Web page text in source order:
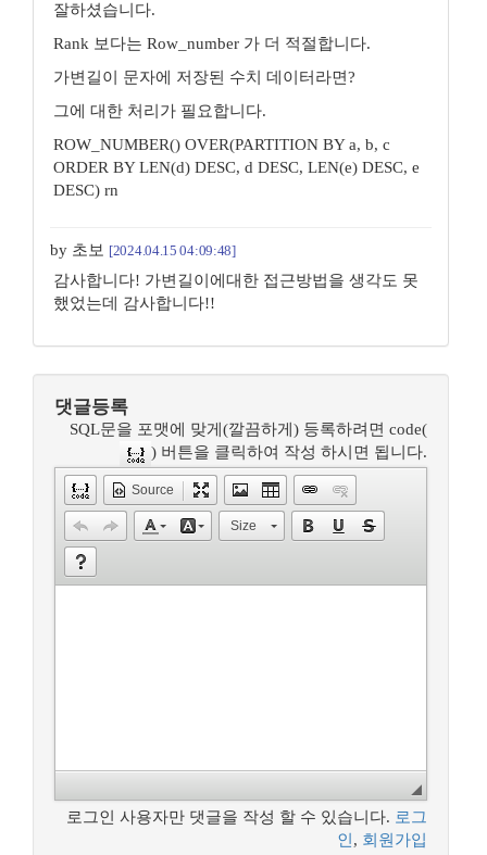
잘하셨습니다.
Rank 보다는 Row_number 가 더 적절합니다.
가변길이 문자에 저장된 수치 데이터라면?
그에 대한 처리가 필요합니다.
ROW_NUMBER() OVER(PARTITION BY a, b, c
ORDER BY LEN(d) DESC, d DESC, LEN(e) DESC, e
DESC) rn
by 초보 [2024.04.15 04:09:48]
감사합니다! 가변길이에대한 접근방법을 생각도 못
했었는데 감사합니다!!
댓글등록
SQL문을 포맷에 맞게(깔끔하게) 등록하려면 code(
) 버튼을 클릭하여 작성 하시면 됩니다.
Source
Size
로그인 사용자만 댓글을 작성 할 수 있습니다. 로그
인 , 회원가입